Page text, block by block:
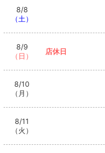
8/8
（土）
8/9
（日）
店休日
8/10
（月）
8/11
（火）